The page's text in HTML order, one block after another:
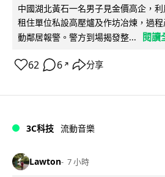
中國湖北黃石一名男子見金價高企，
租住單位私設高壓爐及作坊冶煉，過
動鄰居報警。警方到場揭發整...
閱讀
62 6 ↗ 分享
3C科技 流動音樂
Lawton 7 小時